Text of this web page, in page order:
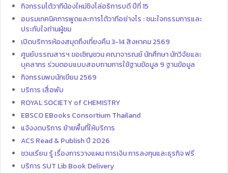
กิจกรรมโต้วาทีน้องใหม่ชิงโล่อธิการบดี ปีที่ 15
อบรมเทคนิคการพูดและการโต้วาทีอย่างไร : ชนะใจกรรมการและ
ประทับใจท่านผู้ชม
เปิดบริการห้องสมุดถึงเที่ยงคืน 3-14 สิงหาคม 2569
ศูนย์บรรณสารฯ ขอเชิญชวน คณาจารณย์ นักศึกษา นักวิจัยและ
บุคลากร ร่วมตอบแบบสอบถามการใช้ฐานข้อมูล 9 ฐานข้อมูล
กิจกรรมพบนักเขียน 2569
บริการ เสื่อพับ
ROYAL SOCIETY of CHEMISTRY
EBSCO EBooks Consortium Thailand
แจ้งงดบริการ ย้ายพื้นที่ให้บริการ
ACS Read & Publish ปี 2026
ชวนเรียน รู้ เรื่องการวางแผน การเงิน การลงทุนและธุรกิจ ฟรี
บริการ SUT Lib Book Delivery